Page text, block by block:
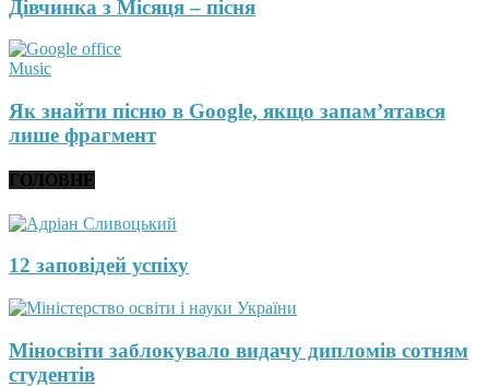
Дівчинка з Місяця – пісня
Music
Як знайти пісню в Google, якщо запам’ятався
лише фрагмент
ГОЛОВНЕ
12 заповідей успіху
Міносвіти заблокувало видачу дипломів сотням
студентів